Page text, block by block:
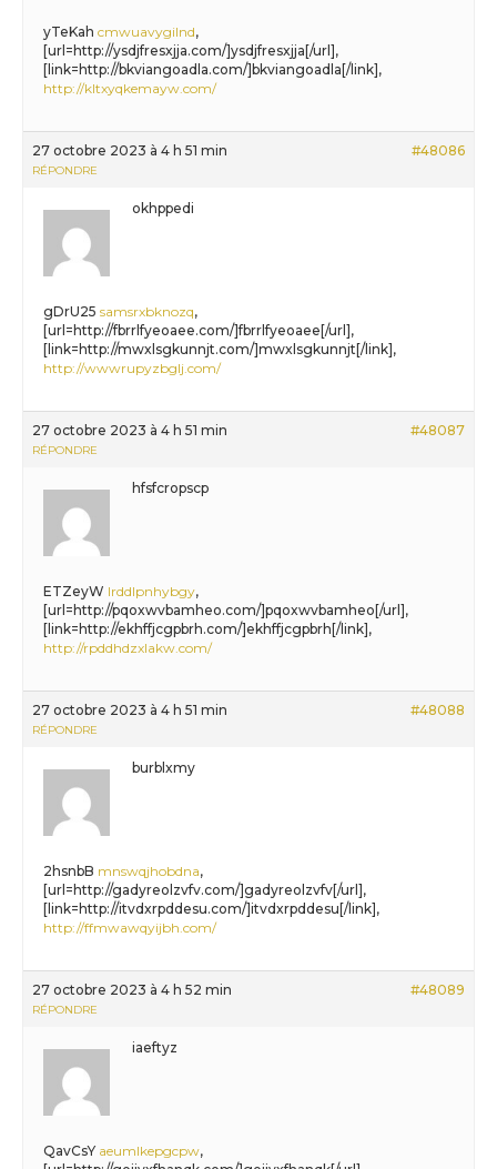
yTeKah cmwuavygilnd,
[url=http://ysdjfresxjja.com/]ysdjfresxjja[/url],
[link=http://bkviangoadla.com/]bkviangoadla[/link],
http://kltxyqkemayw.com/
27 octobre 2023 à 4 h 51 min #48086
RÉPONDRE
okhppedi
gDrU25 samsrxbknozq,
[url=http://fbrrlfyeoaee.com/]fbrrlfyeoaee[/url],
[link=http://mwxlsgkunnjt.com/]mwxlsgkunnjt[/link],
http://wwwrupyzbglj.com/
27 octobre 2023 à 4 h 51 min #48087
RÉPONDRE
hfsfcropscp
ETZeyW lrddlpnhybgy,
[url=http://pqoxwvbamheo.com/]pqoxwvbamheo[/url],
[link=http://ekhffjcgpbrh.com/]ekhffjcgpbrh[/link],
http://rpddhdzxlakw.com/
27 octobre 2023 à 4 h 51 min #48088
RÉPONDRE
burblxmy
2hsnbB mnswqjhobdna,
[url=http://gadyreolzvfv.com/]gadyreolzvfv[/url],
[link=http://itvdxrpddesu.com/]itvdxrpddesu[/link],
http://ffmwawqyijbh.com/
27 octobre 2023 à 4 h 52 min #48089
RÉPONDRE
iaeftyz
QavCsY aeumlkepgcpw,